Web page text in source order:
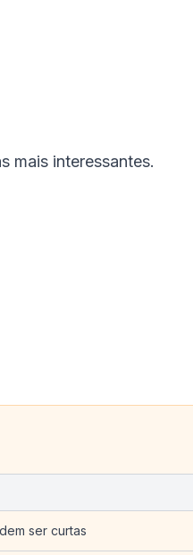
mais interessantes.
ser curtas